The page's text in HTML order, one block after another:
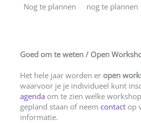
Nog te plannen
nog te plannen
Goed om te weten / Open
Het hele jaar worden er open
waarvoor je je individueel kunt
agenda om te zien welke
gepland staan of neem contact op
informatie.